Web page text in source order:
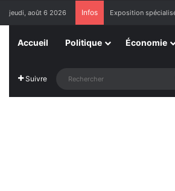
jeudi, août 6 2026 Infos France :
Accueil Politique Économie
Suivre